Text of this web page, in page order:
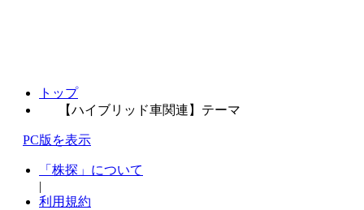
トップ
【ハイブリッド車関連】テーマ
PC版を表示
「株探」について
|
利用規約